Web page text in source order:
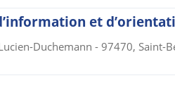
et
Duchemann - 97470, Saint-